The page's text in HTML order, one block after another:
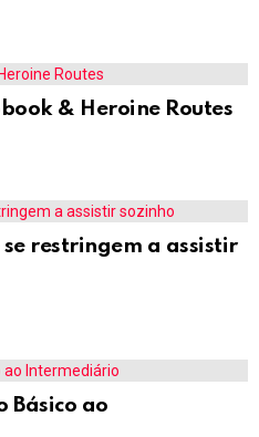
& Heroine Routes
restringem a assistir
Básico ao